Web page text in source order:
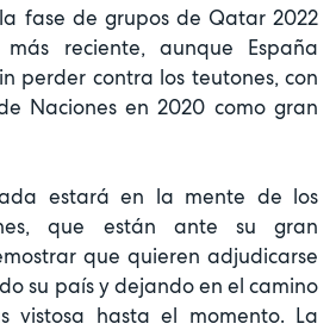
fase de grupos de Qatar 2022
reciente, aunque España
perder contra los teutones, con
Naciones en 2020 como gran
estará en la mente de los
que están ante su gran
que quieren adjudicarse
su país y dejando en el camino
vistosa hasta el momento. La